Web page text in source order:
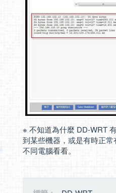
※ 不知道為什麼 DD-WRT
到某些機器，或是有時正
不同電腦看看。